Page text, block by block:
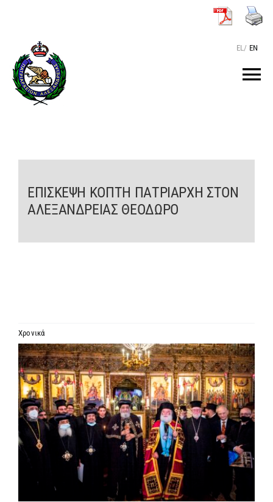
περιεχόμενο
EL/ EN
O ΠΑΤΡΙΑΡΧΗΣ
ΤΟ ΠΑΤΡΙΑΡΧΕΙΟ
KEIMENA
MEDIA
ΕΝΗΜΕΡΩΣΗ
ΣΥΝΔΕΣΕΙΣ
ΕΠΙΣΚΕΨΗ ΚΟΠΤΗ ΠΑΤΡΙΑΡΧΗ ΣΤΟΝ
ΑΛΕΞΑΝΔΡΕΙΑΣ ΘΕΟΔΩΡΟ
Χρονικά
Προβολή
μεγαλύτερης
εικόνας